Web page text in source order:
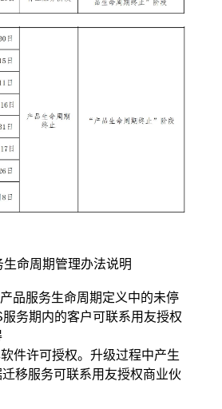
命周期管理办法说明
品服务生命周期定义中的未停
务期内的客户可联系用友授权
件许可授权。升级过程中产生
移服务可联系用友授权商业伙